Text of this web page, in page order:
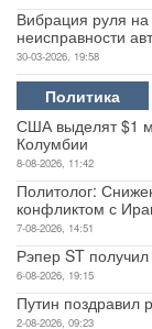
Вибрация руля
неисправности
30-03-2026, 19:58
Политика
США выделят $1
Колумбии
8-08-2026, 11:42
Политолог:
конфликтом с
7-08-2026, 14:51
Рэпер ST
6-08-2026, 19:15
Путин поздравил
2-08-2026, 09:23